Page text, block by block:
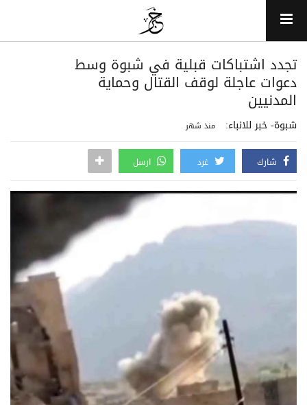
تجدد اشتباكات قبلية في شبوة وسط
دعوات عاجلة لوقف القتال وحماية
المدنيين
شبوة- خبر للانباء: منذ شهر
شارك غرد ارسل